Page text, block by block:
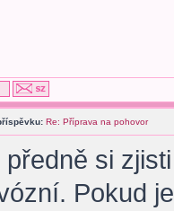
Re: Příprava na pohovor
předně si
Pokud